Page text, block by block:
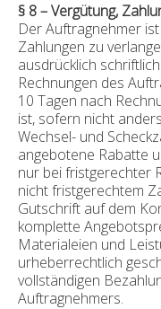
§ 8 – Vergütung,
Der Auftragnehmer
Zahlungen zu
ausdrücklich
Rechnungen des
10 Tagen nach
ist, sofern nicht
Wechsel- und
angebotene Rabatte
nur bei fristgerechter
nicht fristgerechtem
Gutschrift auf dem
komplette
Materialeien und
urheberrechtlich
vollständigen
Auftragnehmers.